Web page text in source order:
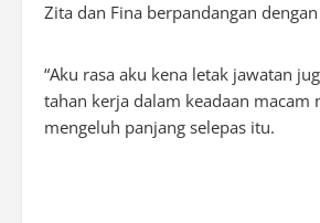
Zita dan Fina berpandangan
“Aku rasa aku kena letak jawatan
tahan kerja dalam keadaan macam
mengeluh panjang selepas itu.